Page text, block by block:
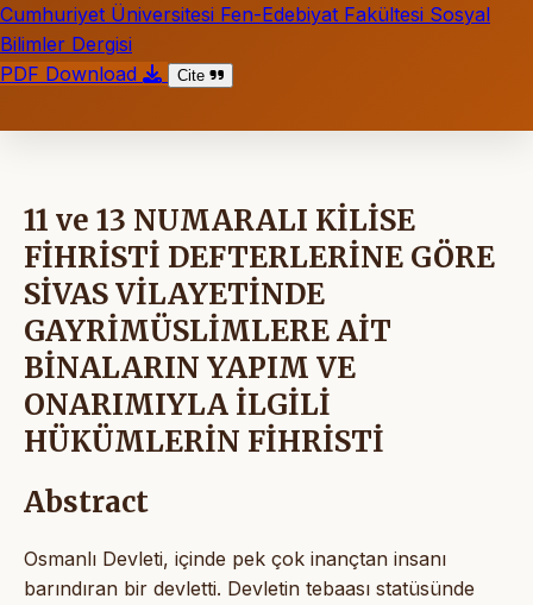
Cumhuriyet Üniversitesi Fen-Edebiyat Fakültesi Sosyal
Bilimler Dergisi
PDF Download
Cite
11 ve 13 NUMARALI KİLİSE
FİHRİSTİ DEFTERLERİNE GÖRE
SİVAS VİLAYETİNDE
GAYRİMÜSLİMLERE AİT
BİNALARIN YAPIM VE
ONARIMIYLA İLGİLİ
HÜKÜMLERİN FİHRİSTİ
Abstract
Osmanlı Devleti, içinde pek çok inançtan insanı
barındıran bir devletti. Devletin tebaası statüsünde